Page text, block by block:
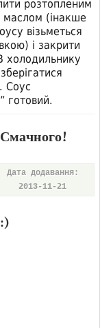
розтопленим
(інакше
візьметься
і закрити
Соус
готовий.
Дата додавання:
2013-11-21